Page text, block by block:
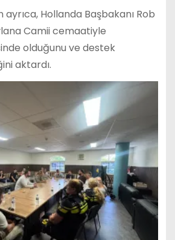
Hollanda Başbakanı Rob
Camii cemaatiyle
olduğunu ve destek
aktardı.